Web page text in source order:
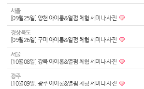
서울
[09월25일] 양천 아이롱&열펌 체험 세미나 사진
경상북도
[09월26일] 구미 아이롱&열펌 체험 세미나 사진
서울
[10월08일] 강북 아이롱&열펌 체험 세미나 사진
광주
[10월09일] 광주 아이롱&열펌 체험 세미나 사진